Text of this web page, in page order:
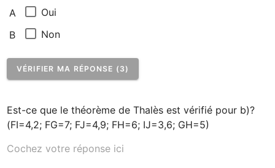
A
Oui
B
Non
VÉRIFIER MA RÉPONSE (3)
Est-ce que le théorème de Thalès est vérifié pour b)?
(FI=4,2; FG=7; FJ=4,9; FH=6; IJ=3,6; GH=5)
Cochez votre réponse ici